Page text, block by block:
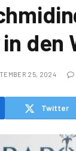
den
25, 2024
Twitter